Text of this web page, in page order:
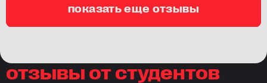
показать еще отзывы
отзывы от студентов